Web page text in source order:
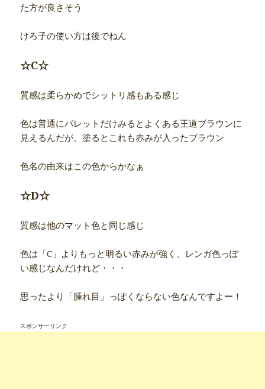
た方が良さそう
けろ子の使い方は後でねん
☆C☆
質感は柔らかめでシットリ感もある感じ
色は普通にパレットだけみるとよくある王道ブラウンに
見えるんだが、塗るとこれも赤みが入ったブラウン
色名の由来はこの色からかなぁ
☆D☆
質感は他のマット色と同じ感じ
色は「C」よりもっと明るい赤みが強く、レンガ色っぽ
い感じなんだけれど・・・
思ったより「腫れ目」っぽくならない色なんですよー！
スポンサーリンク